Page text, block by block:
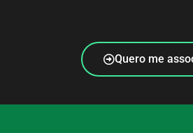
Quero me